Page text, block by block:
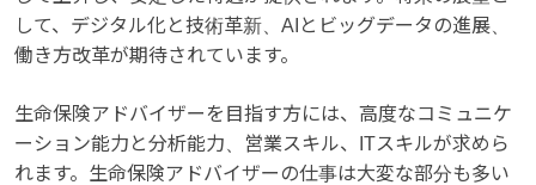
して、デジタル化と技術革新、AIとビッグデータの進展、
働き方改革が期待されています。
生命保険アドバイザーを目指す方には、高度なコミュニケ
ーション能力と分析能力、営業スキル、ITスキルが求めら
れます。生命保険アドバイザーの仕事は大変な部分も多い